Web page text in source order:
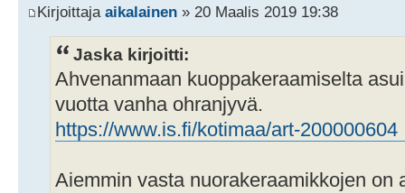
Kirjoittaja aikalainen » 20 Maalis 2019 19:38
Jaska kirjoitti:
Ahvenanmaan kuoppakeraamiselta
vuotta vanha ohranjyvä.
https://www.is.fi/kotimaa/art-
Aiemmin vasta nuorakeraamikkojen on